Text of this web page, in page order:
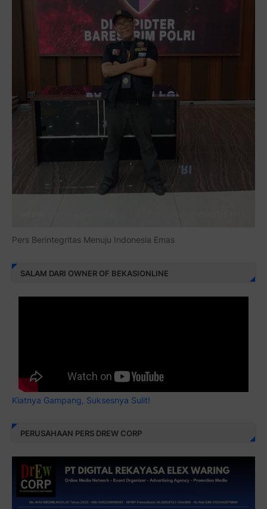
Pers Berintegritas Menuju Indonesia Emas
SALAM DARI OWNER OF BEKASIONLINE
Kiatnya Gampang, Suksesnya Sulit!
PERUSAHAAN PERS DREW CORP